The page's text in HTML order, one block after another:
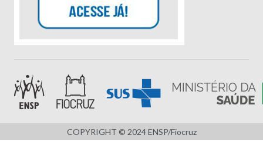
COPYRIGHT © 2024 ENSP/Fiocruz